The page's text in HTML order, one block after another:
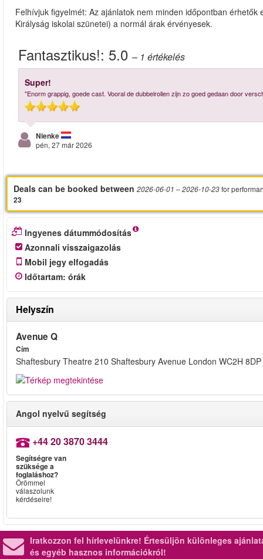
Felhívjuk figyelmét: Az ajánlatok nem minden időpontban
Királyság iskolai szünetei) a normál árak érvényesek.
Fantasztikus!: 5.0 – 1 értékelés
Super!
"Enorm grappig, goede cast. Vooral de dubbelrollen zijn zo goed gedaan door
Nienke
pén, 27 már 2026
Deals can be booked between 2026-06-01 – 2026-10-23for
23
Ingyenes dátummódosítás
Azonnali visszaigazolás
Mobil jegy elfogadás
Időtartam: órák
Helyszín
Avenue Q
Cím
Shaftesbury Theatre 210 Shaftesbury Avenue London WC2H 8DP
Angol nyelvű segítség
+44 20 3870 3444
Segítségre van
szüksége a
foglaláshoz?
Örömmel
válaszolunk
kérdéseire!
Iratkozzon fel hírlevelünkre! Értesüljön különleges
és egyéb hasznos információkról!